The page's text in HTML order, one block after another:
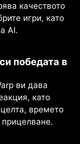
качеството
игри, като
AI.
победата в
ви дава
като
времето
прицелване.